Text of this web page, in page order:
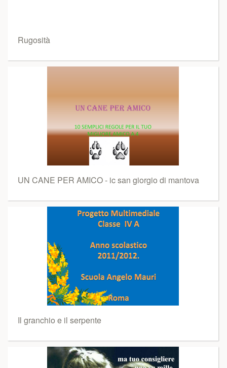
Rugosità
UN CANE PER AMICO - ic san giorgio di mantova
Il granchio e il serpente